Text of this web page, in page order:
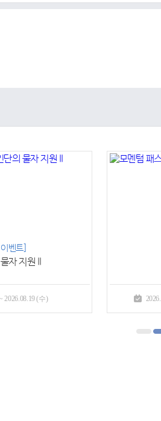
벤트]
자 지원 II
2026.08.19 (수)